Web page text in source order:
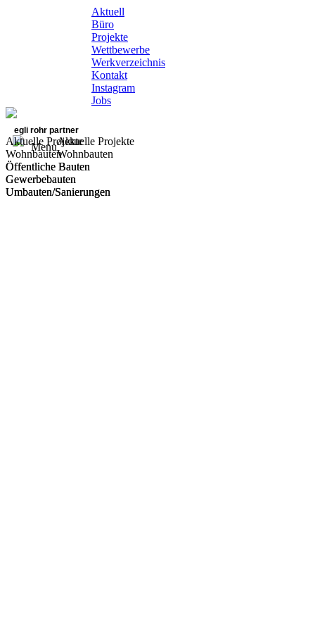
Aktuell
Büro
Projekte
Wettbewerbe
Werkverzeichnis
Kontakt
Instagram
Jobs
egli rohr partner
Menu
Aktuelle Projekte
Wohnbauten
Öffentliche Bauten
Gewerbebauten
Umbauten/Sanierungen
Aktuelle Projekte
Wohnbauten
Öffentliche Bauten
Gewerbebauten
Umbauten/Sanierungen